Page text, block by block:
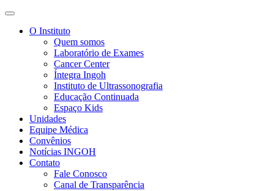
O Instituto
Quem somos
Laboratório de Exames
Cancer Center
Íntegra Ingoh
Instituto de Ultrassonografia
Educação Continuada
Espaço Kids
Unidades
Equipe Médica
Convênios
Notícias INGOH
Contato
Fale Conosco
Canal de Transparência